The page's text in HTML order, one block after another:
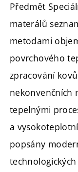
Předmět
materálů
metodami
povrchového
zpracování
nekonvenčních
tepelnými
a
popsány